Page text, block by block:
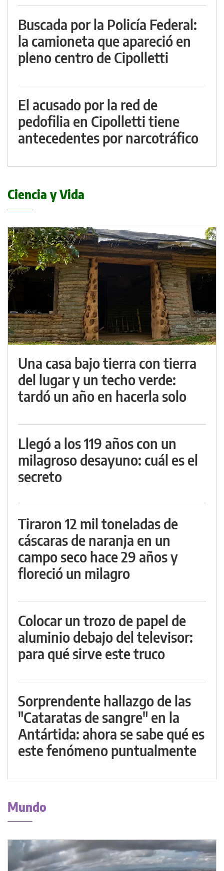
Buscada por la Policía Federal:
la camioneta que apareció en
pleno centro de Cipolletti
El acusado por la red de
pedofilia en Cipolletti tiene
antecedentes por narcotráfico
Ciencia y Vida
Una casa bajo tierra con tierra
del lugar y un techo verde:
tardó un año en hacerla solo
Llegó a los 119 años con un
milagroso desayuno: cuál es el
secreto
Tiraron 12 mil toneladas de
cáscaras de naranja en un
campo seco hace 29 años y
floreció un milagro
Colocar un trozo de papel de
aluminio debajo del televisor:
para qué sirve este truco
Sorprendente hallazgo de las
"Cataratas de sangre" en la
Antártida: ahora se sabe qué es
este fenómeno puntualmente
Mundo